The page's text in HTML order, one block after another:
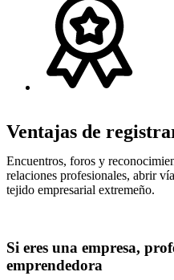
Ventajas de
Encuentros, foros y
relaciones profesionales, abrir
tejido empresarial extremeño.
Si eres una empresa,
emprendedora